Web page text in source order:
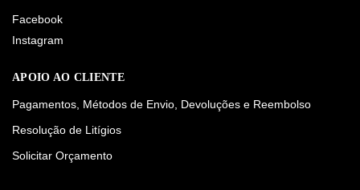
Facebook
Instagram
APOIO AO CLIENTE
Pagamentos, Métodos de Envio, Devoluções e Reembolso
Resolução de Litígios
Solicitar Orçamento